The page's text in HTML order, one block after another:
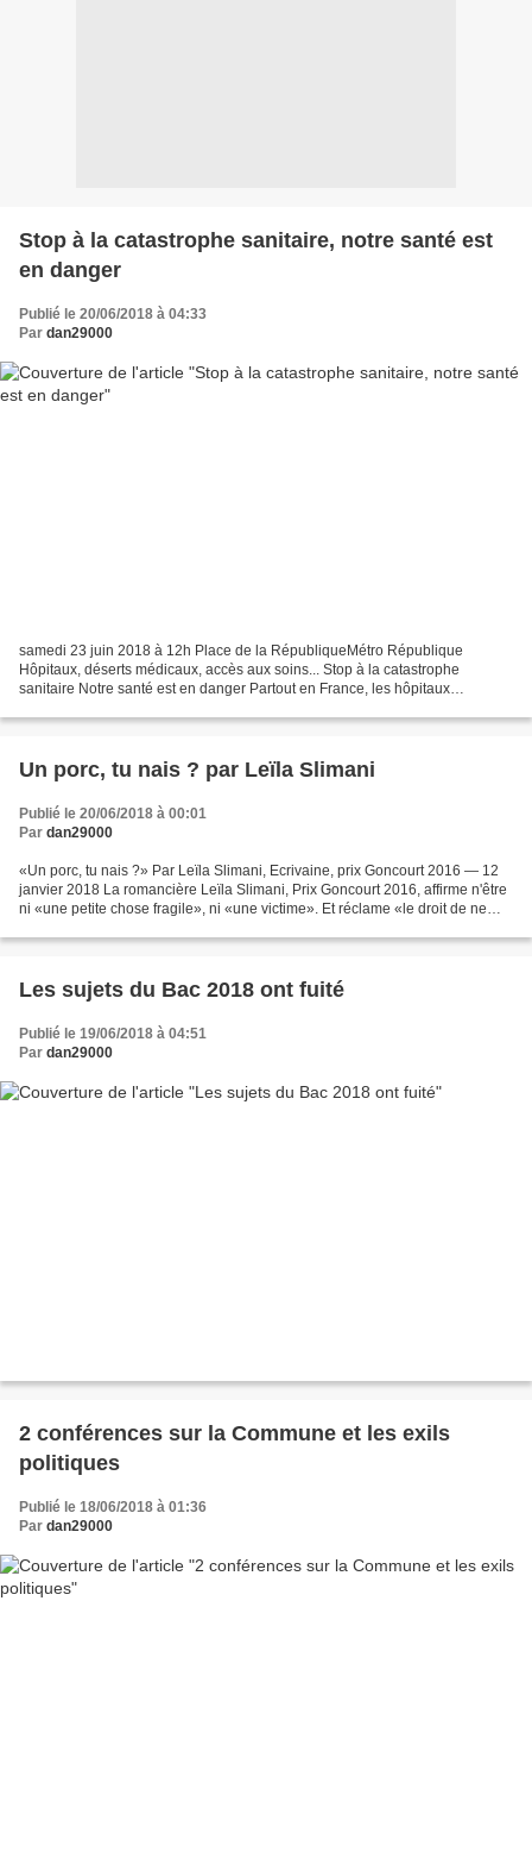
Stop à la catastrophe sanitaire, notre santé est
en danger
Publié le 20/06/2018 à 04:33
Par dan29000
samedi 23 juin 2018 à 12h Place de la RépubliqueMétro République
Hôpitaux, déserts médicaux, accès aux soins... Stop à la catastrophe
sanitaire Notre santé est en danger Partout en France, les hôpitaux
Un porc, tu nais ? par Leïla Slimani
Publié le 20/06/2018 à 00:01
Par dan29000
«Un porc, tu nais ?» Par Leïla Slimani, Ecrivaine, prix Goncourt 2016 — 12
janvier 2018 La romancière Leïla Slimani, Prix Goncourt 2016, affirme n'être
ni «une petite chose fragile», ni «une victime». Et réclame «le droit de ne
Les sujets du Bac 2018 ont fuité
Publié le 19/06/2018 à 04:51
Par dan29000
2 conférences sur la Commune et les exils
politiques
Publié le 18/06/2018 à 01:36
Par dan29000